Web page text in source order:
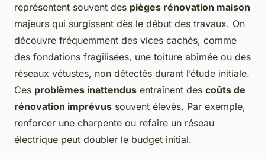
représentent souvent des pièges rénovation maison
majeurs qui surgissent dès le début des travaux. On
découvre fréquemment des vices cachés, comme
des fondations fragilisées, une toiture abîmée ou des
réseaux vétustes, non détectés durant l’étude initiale.
Ces problèmes inattendus entraînent des coûts de
rénovation imprévus souvent élevés. Par exemple,
renforcer une charpente ou refaire un réseau
électrique peut doubler le budget initial.